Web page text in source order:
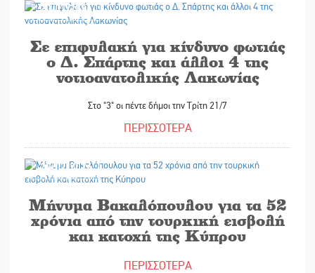
20/07/2026
Σε επιφυλακή για κίνδυνο φωτιάς
ο Δ. Σπάρτης και άλλοι 4 της
νοτιοανατολικής Λακωνίας
Στο "3" οι πέντε δήμοι την Τρίτη 21/7
ΠΕΡΙΣΣΟΤΕΡΑ
20/07/2026
Μήνυμα Βακαλόπουλου για τα 52
χρόνια από την τουρκική εισβολή
και κατοχή της Κύπρου
ΠΕΡΙΣΣΟΤΕΡΑ